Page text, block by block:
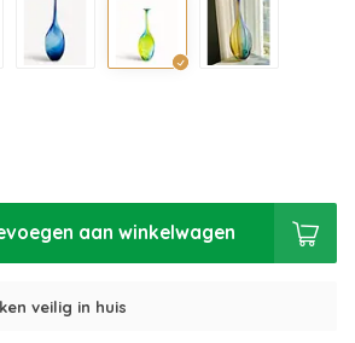
aan winkelwagen
veilig in huis